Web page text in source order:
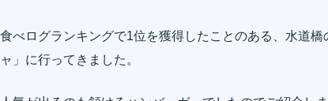
食べログランキングで1位を獲得したことのある、水道
ャ」に行ってきました。